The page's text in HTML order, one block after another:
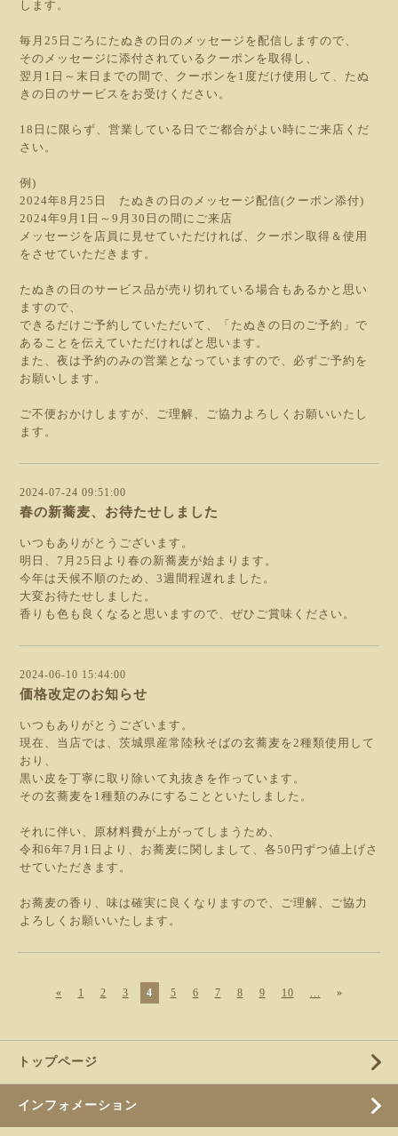
します。
毎月25日ごろにたぬきの日のメッセージを配信しますので、
そのメッセージに添付されているクーポンを取得し、
翌月1日～末日までの間で、クーポンを1度だけ使用して、たぬ
きの日のサービスをお受けください。
18日に限らず、営業している日でご都合がよい時にご来店くだ
さい。
例)
2024年8月25日 たぬきの日のメッセージ配信(クーポン添付)
2024年9月1日～9月30日の間にご来店
メッセージを店員に見せていただければ、クーポン取得＆使用
をさせていただきます。
たぬきの日のサービス品が売り切れている場合もあるかと思い
ますので、
できるだけご予約していただいて、「たぬきの日のご予約」で
あることを伝えていただければと思います。
また、夜は予約のみの営業となっていますので、必ずご予約を
お願いします。
ご不便おかけしますが、ご理解、ご協力よろしくお願いいたし
ます。
2024-07-24 09:51:00
春の新蕎麦、お待たせしました
いつもありがとうございます。
明日、7月25日より春の新蕎麦が始まります。
今年は天候不順のため、3週間程遅れました。
大変お待たせしました。
香りも色も良くなると思いますので、ぜひご賞味ください。
2024-06-10 15:44:00
価格改定のお知らせ
いつもありがとうございます。
現在、当店では、茨城県産常陸秋そばの玄蕎麦を2種類使用して
おり、
黒い皮を丁寧に取り除いて丸抜きを作っています。
その玄蕎麦を1種類のみにすることといたしました。
それに伴い、原材料費が上がってしまうため、
令和6年7月1日より、お蕎麦に関しまして、各50円ずつ値上げさ
せていただきます。
お蕎麦の香り、味は確実に良くなりますので、ご理解、ご協力
よろしくお願いいたします。
« 1 2 3 4 5 6 7 8 9 10 ... »
トップページ
インフォメーション